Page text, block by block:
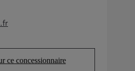
tab)
tab)
ce concessionnaire
(Opens in new tab)